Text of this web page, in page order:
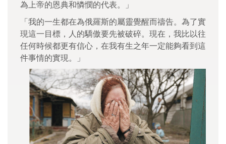
為上帝的恩典和憐憫的代表。」
「我的一生都在為俄羅斯的屬靈覺醒而禱告。為了實
現這一目標，人的驕傲要先被破碎。現在，我比以往
任何時候都更有信心，在我有生之年一定能夠看到這
件事情的實現。」